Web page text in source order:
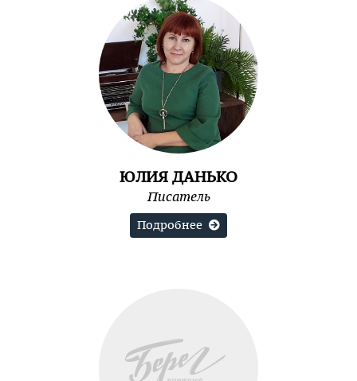
ЮЛИЯ ДАНЬКО
Писатель
Подробнее